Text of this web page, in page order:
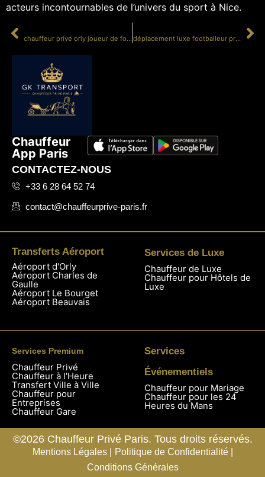
acteurs incontournables de l’univers du sport à Nice.
chauffeur privé orly joueur de football professionnel déplacement luxe footballeur professionnel
Chauffeur
App Paris
CONTACTEZ-NOUS
+33 6 28 64 52 74
contact@chauffeurprive-paris.fr
Transferts Aéroport
Aéroport d'Orly
Aéroport Charles de
Gaulle
Aéroport Le Bourget
Aéroport Beauvais
Services de Luxe
Chauffeur de Luxe
Chauffeur pour Hôtels de
Luxe
Services Premium
Chauffeur Privé
Chauffeur à l'Heure
Transfert Ville à Ville
Chauffeur pour
Entreprises
Chauffeur Gare
Services
Événementiels
Chauffeur pour Mariage
Chauffeur pour les 24
Heures du Mans
©2026 Chauffeur Privé Paris. Tous droits réservés.
Mentions Légales |
Politique de Confidentialité |
Conditions Générales